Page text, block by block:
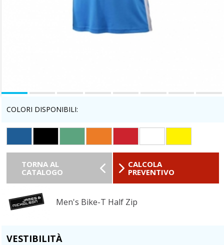
COLORI DISPONIBILI:
TORNA AL
CATALOGO
CALCOLA
PREVENTIVO
Men's Bike-T Half Zip
VESTIBILITÀ